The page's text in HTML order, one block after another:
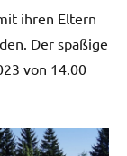
ihren Eltern
Der spaßige
von 14.00